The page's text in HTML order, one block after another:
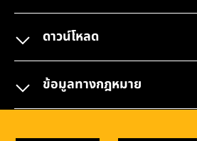
ดาวน์โหลด
ข้อมูลทางกฎหมาย